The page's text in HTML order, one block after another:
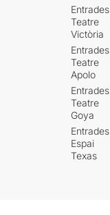
Entrades
Teatre
Victòria
Entrades
Teatre
Apolo
Entrades
Teatre
Goya
Entrades
Espai
Texas